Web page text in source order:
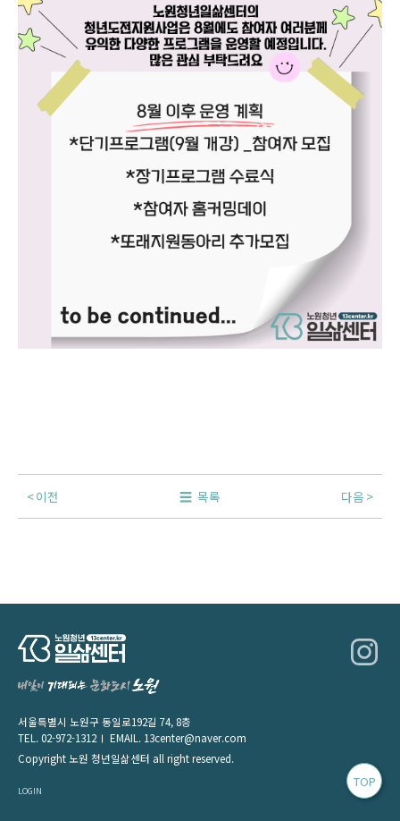
이전 목록 다음
서울특별시 노원구 동일로192길 74, 8층
TEL.02-972-1312 EMAIL. 13center@naver.com
Copyright 노원 청년일삶센터 all right reserved.
LOGIN
TOP